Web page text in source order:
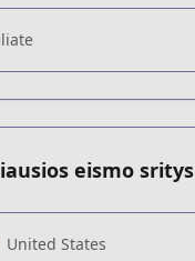
eismo sritys
United States